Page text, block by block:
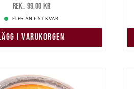
Tidigare pris
99,00 kr
FLER ÄN 6 ST KVAR
I VARUKORGEN